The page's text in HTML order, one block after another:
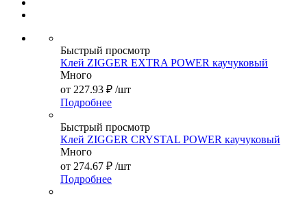
Быстрый просмотр
Клей ZIGGER EXTRA POWER каучуковый
Много
от 227.93 ₽ /шт
Подробнее
Быстрый просмотр
Клей ZIGGER CRYSTAL POWER каучуковый
Много
от 274.67 ₽ /шт
Подробнее